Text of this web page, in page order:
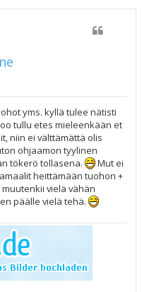
yms. kyllä tulee nätisti
tullu etes mieleenkään et
niin ei välttämättä olis
ohjaamon tyylinen
tökerö tollasena.
Mut ei
heittämään tuohon +
vielä vähän
päälle vielä tehä.